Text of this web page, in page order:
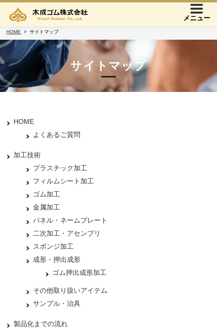
メニュー
HOME サイトマップ
サイトマップ
HOME
よくあるご質問
加工技術
プラスチック加工
フィルムシート加工
ゴム加工
金属加工
パネル・ネームプレート
二次加工・アセンブリ
スポンジ加工
成形・押出成形
ゴム押出成形加工
その他取り扱いアイテム
サンプル・治具
製品化までの流れ